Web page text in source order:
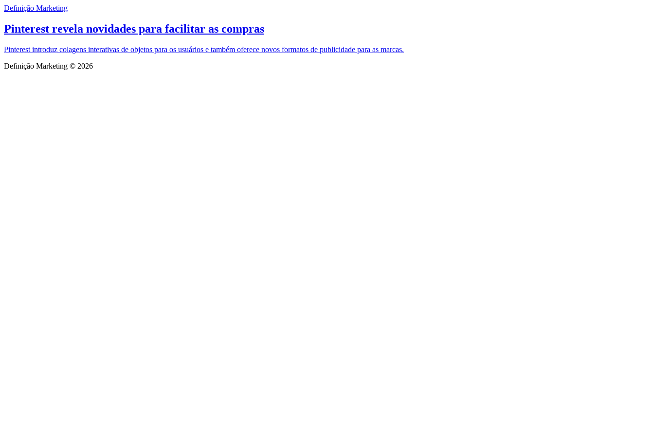
Definição Marketing
Pinterest revela novidades para facilitar as compras
Pinterest introduz colagens interativas de objetos para os usuários e também oferece novos formatos de publicidade para as marcas.
Definição Marketing © 2026